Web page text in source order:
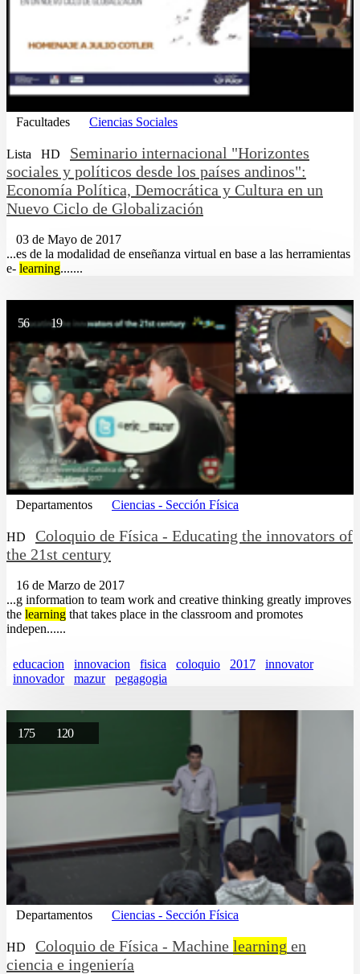
Facultades Ciencias Sociales
Lista HD
Seminario internacional "Horizontes
sociales y políticos desde los países andinos":
Economía Política, Democrática y Cultura en un
Nuevo Ciclo de Globalización
03 de Mayo de 2017
...es de la modalidad de enseñanza virtual en base a las herramientas
e- learning.......
5619
Departamentos Ciencias - Sección Física
HD
Coloquio de Física - Educating the innovators of
the 21st century
16 de Marzo de 2017
...g information to team work and creative thinking greatly improves
the learning that takes place in the classroom and promotes
indepen......
educacion innovacion fisica coloquio 2017
innovator
innovador
mazur pegagogia
175 120
Departamentos Ciencias - Sección Física
HD Coloquio de Física - Machine learning en
ciencia e ingeniería